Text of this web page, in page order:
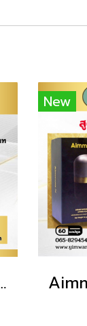
ดูแลดวงตาให้สดใส
New